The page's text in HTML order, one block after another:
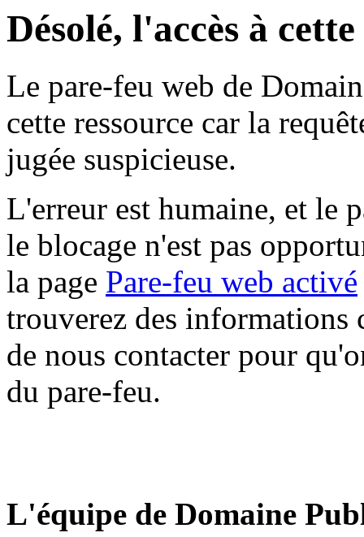
Désolé, l'accès à
Le pare-feu web de
cette ressource car la
jugée suspicieuse.
L'erreur est humaine, et le
le blocage n'est pas
la page Pare-feu web activé
trouverez des informations
de nous contacter pour
du pare-feu.
L'équipe de Domaine